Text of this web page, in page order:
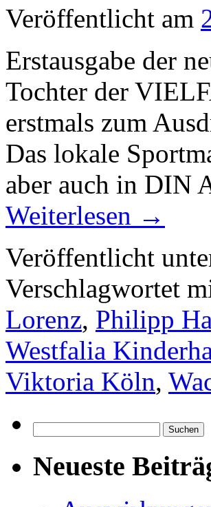
Veröffentlicht am
Erstausgabe der
Tochter der
erstmals zum
Das lokale
aber auch in DIN
Weiterlesen →
Veröffentlicht
Verschlagwortet
Lorenz, Philipp
Westfalia
Viktoria Köln,
nach:
Neueste